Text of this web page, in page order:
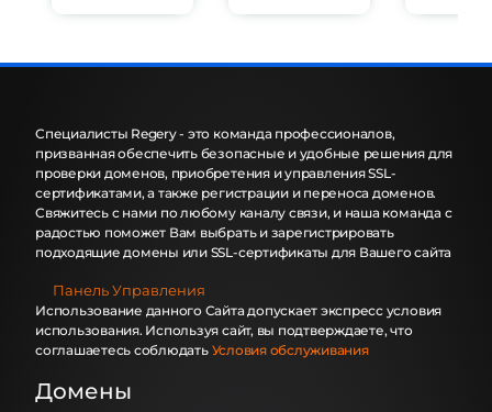
Специалисты Regery - это команда профессионалов,
призванная обеспечить безопасные и удобные решения для
проверки доменов, приобретения и управления SSL-
сертификатами, а также регистрации и переноса доменов.
Свяжитесь с нами по любому каналу связи, и наша команда с
радостью поможет Вам выбрать и зарегистрировать
подходящие домены или SSL-сертификаты для Вашего сайта
Панель Управления
Использование данного Сайта допускает экспресс условия
использования. Используя сайт, вы подтверждаете, что
соглашаетесь соблюдать Условия обслуживания
Домены